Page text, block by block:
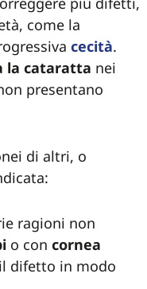
come la
cecità.
la cataratta nei
presentano
di altri, o
ragioni non
o con cornea
difetto in modo